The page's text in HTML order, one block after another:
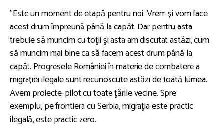
"Este un moment de etapă pentru noi. Vrem şi vom face
acest drum împreună până la capăt. Dar pentru asta
trebuie să muncim cu toţii şi asta am discutat astăzi, cum
să muncim mai bine ca să facem acest drum până la
capăt. Progresele României în materie de combatere a
migraţiei ilegale sunt recunoscute astăzi de toată lumea.
Avem proiecte-pilot cu toate ţările vecine. Spre
exemplu, pe frontiera cu Serbia, migraţia este practic
ilegală, este practic zero.